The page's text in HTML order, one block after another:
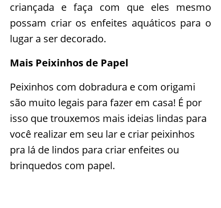
criançada e faça com que eles mesmo
possam criar os enfeites aquáticos para o
lugar a ser decorado.
Mais Peixinhos de Papel
Peixinhos com dobradura e com origami
são muito legais para fazer em casa! É por
isso que trouxemos mais ideias lindas para
você realizar em seu lar e criar peixinhos
pra lá de lindos para criar enfeites ou
brinquedos com papel.